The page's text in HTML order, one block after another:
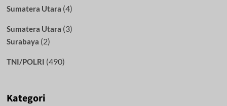
Sumatera Utara (4)
Sumatera Utara (3)
Surabaya (2)
TNI/POLRI (490)
Kategori